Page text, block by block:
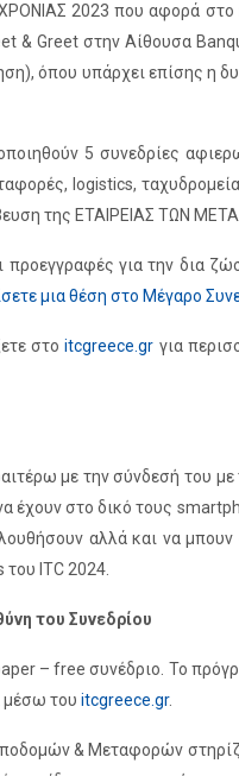
2023 που αφορά στο
& Greet στην Αίθουσα
όπου υπάρχει επίσης η
5 συνεδρίες
logistics,
της ΕΤΑΙΡΕΙΑΣ ΤΩΝ
προεγγραφές για την δια
μια θέση στο Μέγαρο
στοitcgreece.gr για
με την σύνδεσή του
έχουν στο δικό τους
αλλά και να
ITC 2024.
του Συνεδρίου
– free συνέδριο. Το
μέσω του itcgreece.gr.
& Μεταφορών